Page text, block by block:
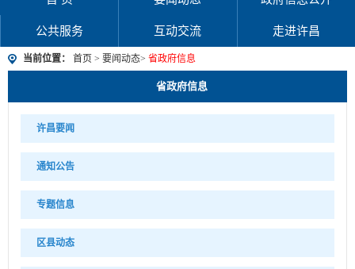
公共服务 互动交流 走进许昌
当前位置： 首页 > 要闻动态> 省政府信息
省政府信息
许昌要闻
通知公告
专题信息
区县动态